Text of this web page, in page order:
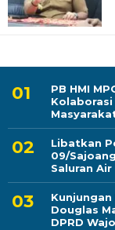
PB HMI
Kolaborasi
Libatkan
09/
Saluran Air
Kunjungan
Douglas
DPRD Wajo